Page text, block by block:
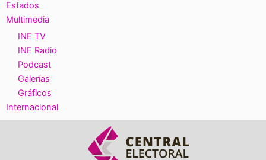
Estados
Multimedia
INE TV
INE Radio
Podcast
Galerías
Gráficos
Internacional